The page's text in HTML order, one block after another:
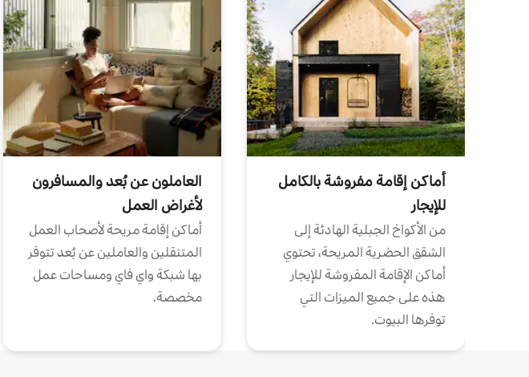
أماكن إقامة مفروشة بالكامل
للإيجار
من الأكواخ الجبلية الهادئة إلى
الشقق الحضرية المريحة، تحتوي
أماكن الإقامة المفروشة للإيجار
هذه على جميع الميزات التي
توفرها البيوت.
العاملون عن بُعد والمسافرون
لأغراض العمل
أماكن إقامة مريحة لأصحاب العمل
المتنقلين والعاملين عن بُعد تتوفر
بها شبكة واي فاي ومساحات عمل
مخصصة.